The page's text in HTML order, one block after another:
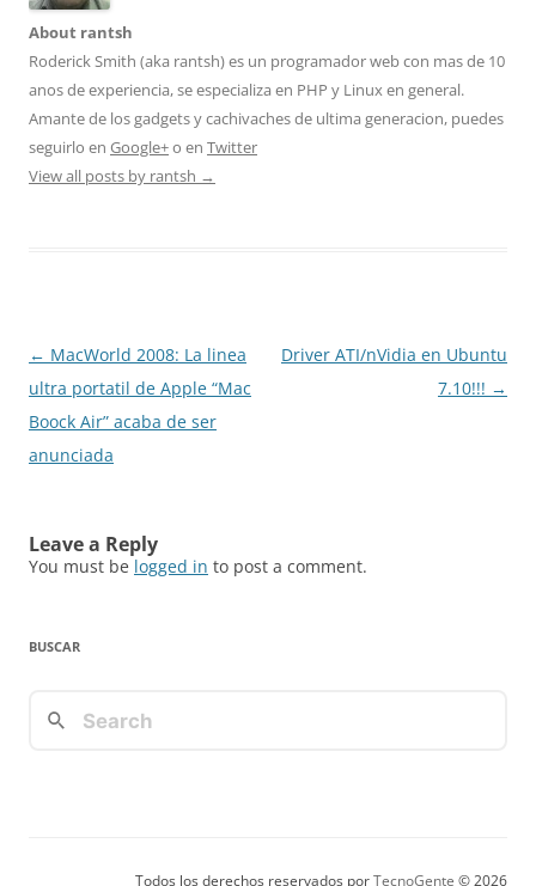
About rantsh
Roderick Smith (aka rantsh) es un programador web con mas de 10
anos de experiencia, se especializa en PHP y Linux en general.
Amante de los gadgets y cachivaches de ultima generacion, puedes
seguirlo en Google+o en Twitter
View all posts by rantsh →
Post
navigation
← MacWorld 2008: La linea
ultra portatil de Apple “Mac
Boock Air” acaba de ser
anunciada
Driver ATI/nVidia en Ubuntu
7.10!!! →
Leave a Reply
You must be logged in to post a comment.
BUSCAR
Todos los derechos reservados porTecnoGente © 2026